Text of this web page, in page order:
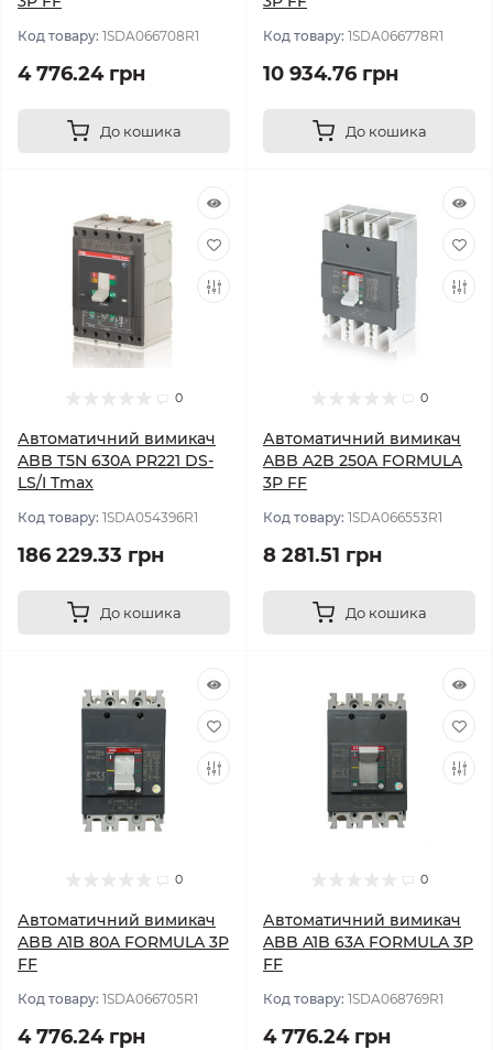
Код товару: 1SDA066708R1
4 776.24 грн
До кошика
Код товару: 1SDA066778R1
10 934.76 грн
До кошика
0
Автоматичний вимикач
ABB T5N 630A PR221 DS-
LS/I Tmax
Код товару: 1SDA054396R1
186 229.33 грн
До кошика
0
Автоматичний вимикач
ABB A2B 250A FORMULA
3P FF
Код товару: 1SDA066553R1
8 281.51 грн
До кошика
0
Автоматичний вимикач
ABB A1B 80A FORMULA 3P
FF
Код товару: 1SDA066705R1
4 776.24 грн
0
Автоматичний вимикач
ABB A1B 63A FORMULA 3P
FF
Код товару: 1SDA068769R1
4 776.24 грн